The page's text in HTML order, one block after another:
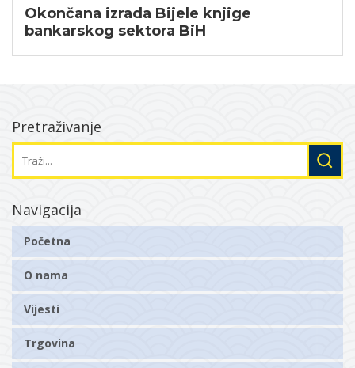
Okončana izrada Bijele knjige
bankarskog sektora BiH
Pretraživanje
Navigacija
Početna
O nama
Vijesti
Trgovina